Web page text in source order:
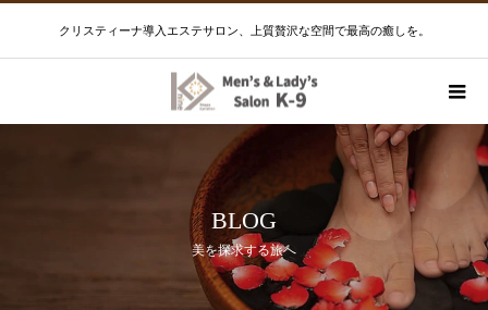
クリスティーナ導入エステサロン、上質贅沢な空間で最高の癒しを。
BLOG
美を探求する旅へ